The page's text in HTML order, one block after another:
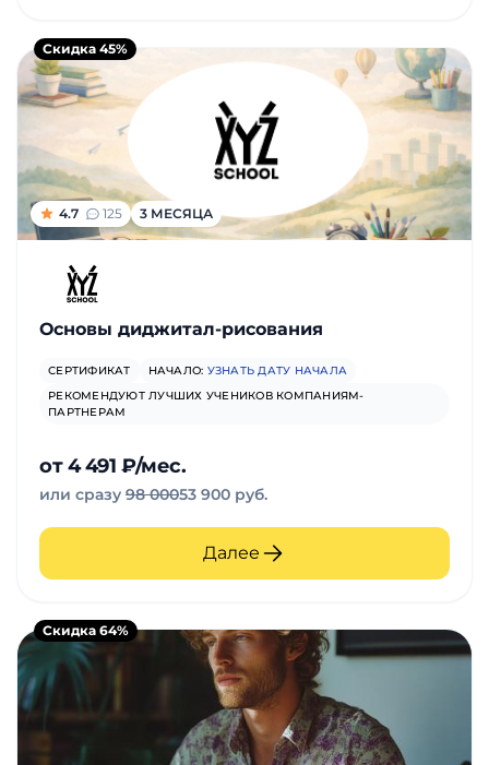
4.7 125 3 МЕСЯЦА
Основы диджитал-рисования
СЕРТИФИКАТ НАЧАЛО: УЗНАТЬ ДАТУ НАЧАЛА
РЕКОМЕНДУЮТ ЛУЧШИХ УЧЕНИКОВ КОМПАНИЯМ-
ПАРТНЕРАМ
от 4 491 ₽/мес.
или сразу 98 00053 900 руб.
Далее
Скидка 45%
Скидка 64%